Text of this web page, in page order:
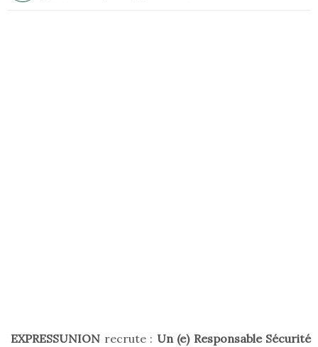
EXPRESSUNION recrute : Un (e) Responsable Sécurité